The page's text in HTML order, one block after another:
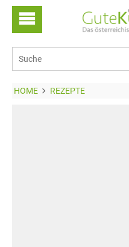
HOME REZEPTE